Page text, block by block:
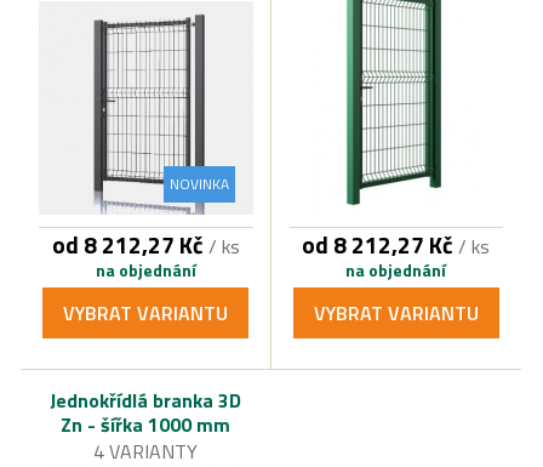
NOVINKA
od 8 212,27 Kč / ks
na objednání
VYBRAT VARIANTU
od 8 212,27 Kč / ks
na objednání
VYBRAT VARIANTU
Jednokřídlá branka 3D
Zn - šířka 1000 mm
4 VARIANTY